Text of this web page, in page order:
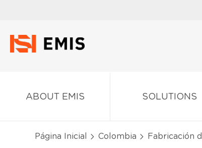
ABOUT EMIS SOLUTIONS
Página Inicial Colombia Fabricación